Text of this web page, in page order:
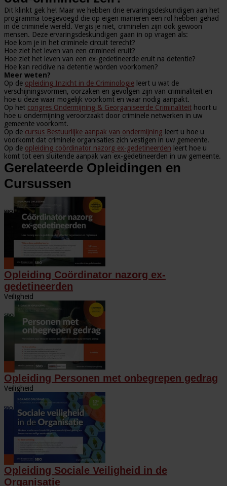
Dit klinkt gek he! Maar we hebben drie ervaringsdeskundigen aan het
programma toegevoegd die op eigen manieren een rol hebben gehad
in de criminele wereld. Vergis je niet, criminelen zijn ook gewoon
mensen. Deze ervaringsdeskundigen gaan in op vragen als:
Hoe kom je in het criminele circuit terecht?
Hoe ziet het leven van een crimineel eruit?
Hoe ziet het leven van een ex-gedetineerde eruit na detentie?
Hoe kan recidive na detentie worden voorkomen?
Meer weten?
Op de opleiding Inzicht in de Criminologie leert u wat de
verschijningsvormen, oorzaken en gevolgen zijn van criminaliteit en
hoe u deze waar mogelijk voorkomt en waar nodig aanpakt.
Op het congres Ondermijning & Georganiseerde Criminaliteit hoort u
hoe u ondermijning veroorzaakt door criminele netwerken in uw
gemeente voorkomt.
Op de cursus Bestuurlijke aanpak van ondermijning leert u hoe u
voorkomt dat criminele organisaties zich vestigen in uw gemeente.
Op de opleiding coördinator nazorg ex-gedetineerden leert hoe u
komt tot een sluitende aanpak van ex-gedetineerden in uw gemeente.
Gerelateerde Opleidingen en
Cursussen
Opleiding Coördinator nazorg ex-
gedetineerden
Veiligheid
Opleiding Personen met onbegrepen gedrag
Veiligheid
Opleiding Sociale Veiligheid in de
Organisatie